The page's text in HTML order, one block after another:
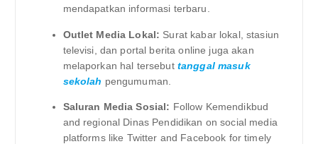
mendapatkan informasi terbaru.
Outlet Media Lokal: Surat kabar lokal, stasiun
televisi, dan portal berita online juga akan
melaporkan hal tersebut tanggal masuk
sekolah pengumuman.
Saluran Media Sosial: Follow Kemendikbud
and regional Dinas Pendidikan on social media
platforms like Twitter and Facebook for timely